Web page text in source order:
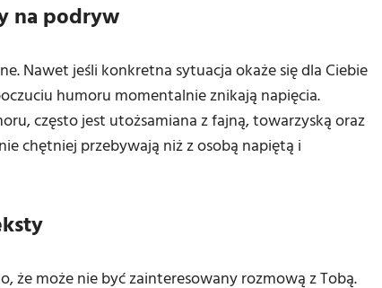
na podryw
Nawet jeśli konkretna sytuacja okaże się dla Ciebie
humoru momentalnie znikają napięcia.
często jest utożsamiana z fajną, towarzyską oraz
chętniej przebywają niż z osobą napiętą i
że może nie być zainteresowany rozmową z Tobą.